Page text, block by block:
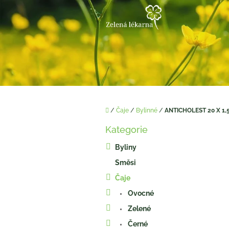
obsah
Domů
/ Čaje / Bylinné / ANTICHOLEST 20 X
Přeskočit
Kategorie
Byliny
Směsi
Čaje
Ovocné
Zelené
Černé